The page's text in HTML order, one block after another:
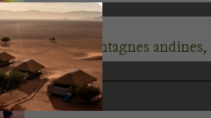
avec montagnes andines,
s'émerveiller dans les